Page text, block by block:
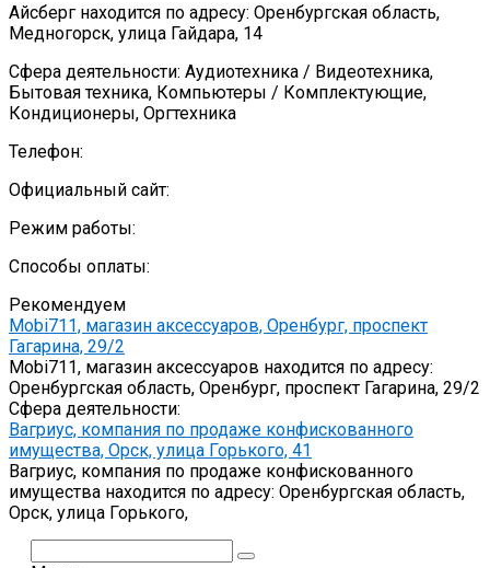
Айсберг находится по адресу: Оренбургская область,
Медногорск, улица Гайдара, 14
Сфера деятельности: Аудиотехника / Видеотехника,
Бытовая техника, Компьютеры / Комплектующие,
Кондиционеры, Оргтехника
Телефон:
Официальный сайт:
Режим работы:
Способы оплаты:
Рекомендуем
Mobi711, магазин аксессуаров, Оренбург, проспект
Гагарина, 29/2
Mobi711, магазин аксессуаров находится по адресу:
Оренбургская область, Оренбург, проспект Гагарина, 29/2
Сфера деятельности:
Вагриус, компания по продаже конфискованного
имущества, Орск, улица Горького, 41
Вагриус, компания по продаже конфискованного
имущества находится по адресу: Оренбургская область,
Орск, улица Горького,